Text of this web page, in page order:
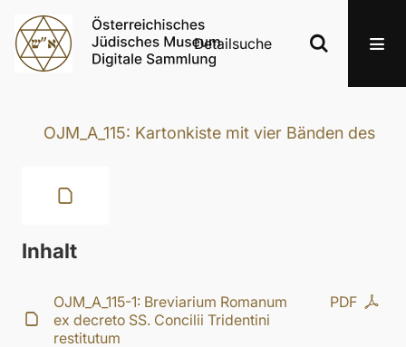
Detailsuche
OJM_A_115: Kartonkiste mit vier Bänden des
Inhalt
PDF
OJM_A_115-1: Breviarium Romanum
ex decreto SS. Concilii Tridentini
restitutum